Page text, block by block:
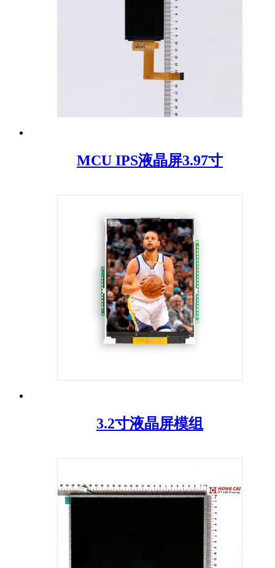
MCU IPS液晶屏3.97寸
3.2寸液晶屏模组